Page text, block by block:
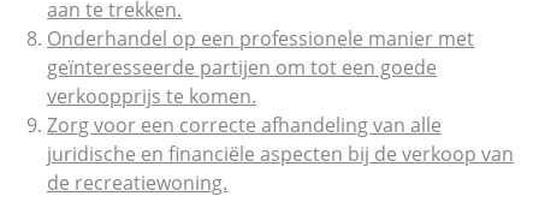
aan te trekken.
Onderhandel op een professionele manier met
geïnteresseerde partijen om tot een goede
verkoopprijs te komen.
Zorg voor een correcte afhandeling van alle
juridische en financiële aspecten bij de verkoop van
de recreatiewoning.